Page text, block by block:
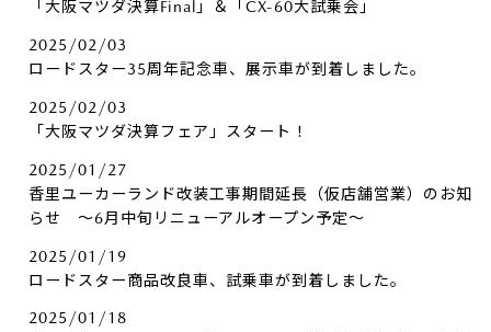
「大阪マツダ決算Final」＆「CX-60大試乗会」
2025/02/03
ロードスター35周年記念車、展示車が到着しました。
2025/02/03
「大阪マツダ決算フェア」スタート！
2025/01/27
香里ユーカーランド改装工事期間延長（仮店舗営業）のお知
らせ ～6月中旬リニューアルオープン予定～
2025/01/19
ロードスター商品改良車、試乗車が到着しました。
2025/01/18